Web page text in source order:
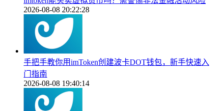
2026-08-08 20:22:28
手把手教你用imToken创建波卡DOT钱包，新手快速入
门指南
2026-08-08 19:40:14